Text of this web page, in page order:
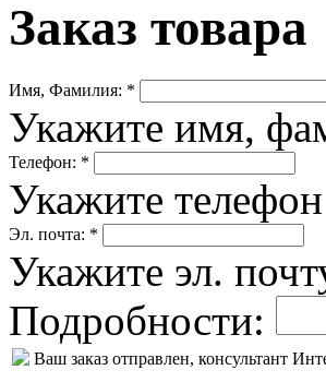
Заказ товара
Имя, Фамилия: *
Укажите имя,
Телефон: *
Укажите телефон
Эл. почта: *
Укажите эл.
Подробности:
Ваш заказ отправлен, консультант